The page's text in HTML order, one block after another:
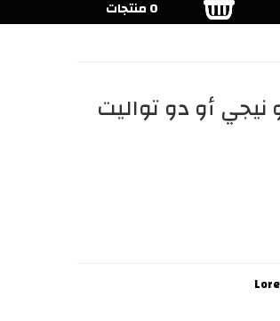
0 منتجات
نيجي أو دو تواليت